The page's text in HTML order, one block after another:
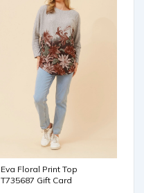
Eva Floral Print Top
T735687 Gift Card